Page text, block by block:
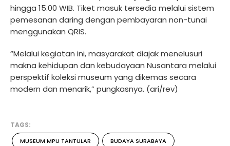
hingga 15.00 WIB. Tiket masuk tersedia melalui sistem
pemesanan daring dengan pembayaran non-tunai
menggunakan QRIS.
“Melalui kegiatan ini, masyarakat diajak menelusuri
makna kehidupan dan kebudayaan Nusantara melalui
perspektif koleksi museum yang dikemas secara
modern dan menarik,” pungkasnya. (ari/rev)
TAGS:
MUSEUM MPU TANTULAR BUDAYA SURABAYA